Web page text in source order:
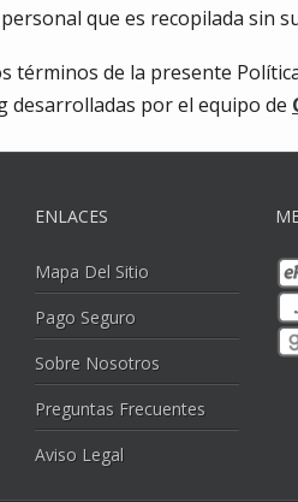
que es recopilada sin
términos de la presente
desarrolladas por el equipo de
ENLACES
Mapa Del Sitio
Pago Seguro
Sobre Nosotros
Preguntas Frecuentes
Aviso Legal